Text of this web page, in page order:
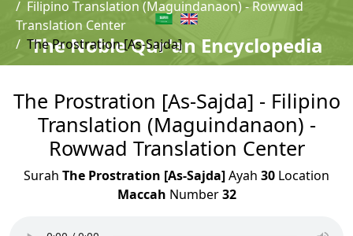
The Noble Qur'an Encyclopedia
Filipino Translation (Maguindanaon) - Rowwad
Translation Center
The Prostration [As-Sajda]
The Prostration [As-Sajda] - Filipino
Translation (Maguindanaon) -
Rowwad Translation Center
Surah The Prostration [As-Sajda]Ayah 30 Location
Maccah Number32